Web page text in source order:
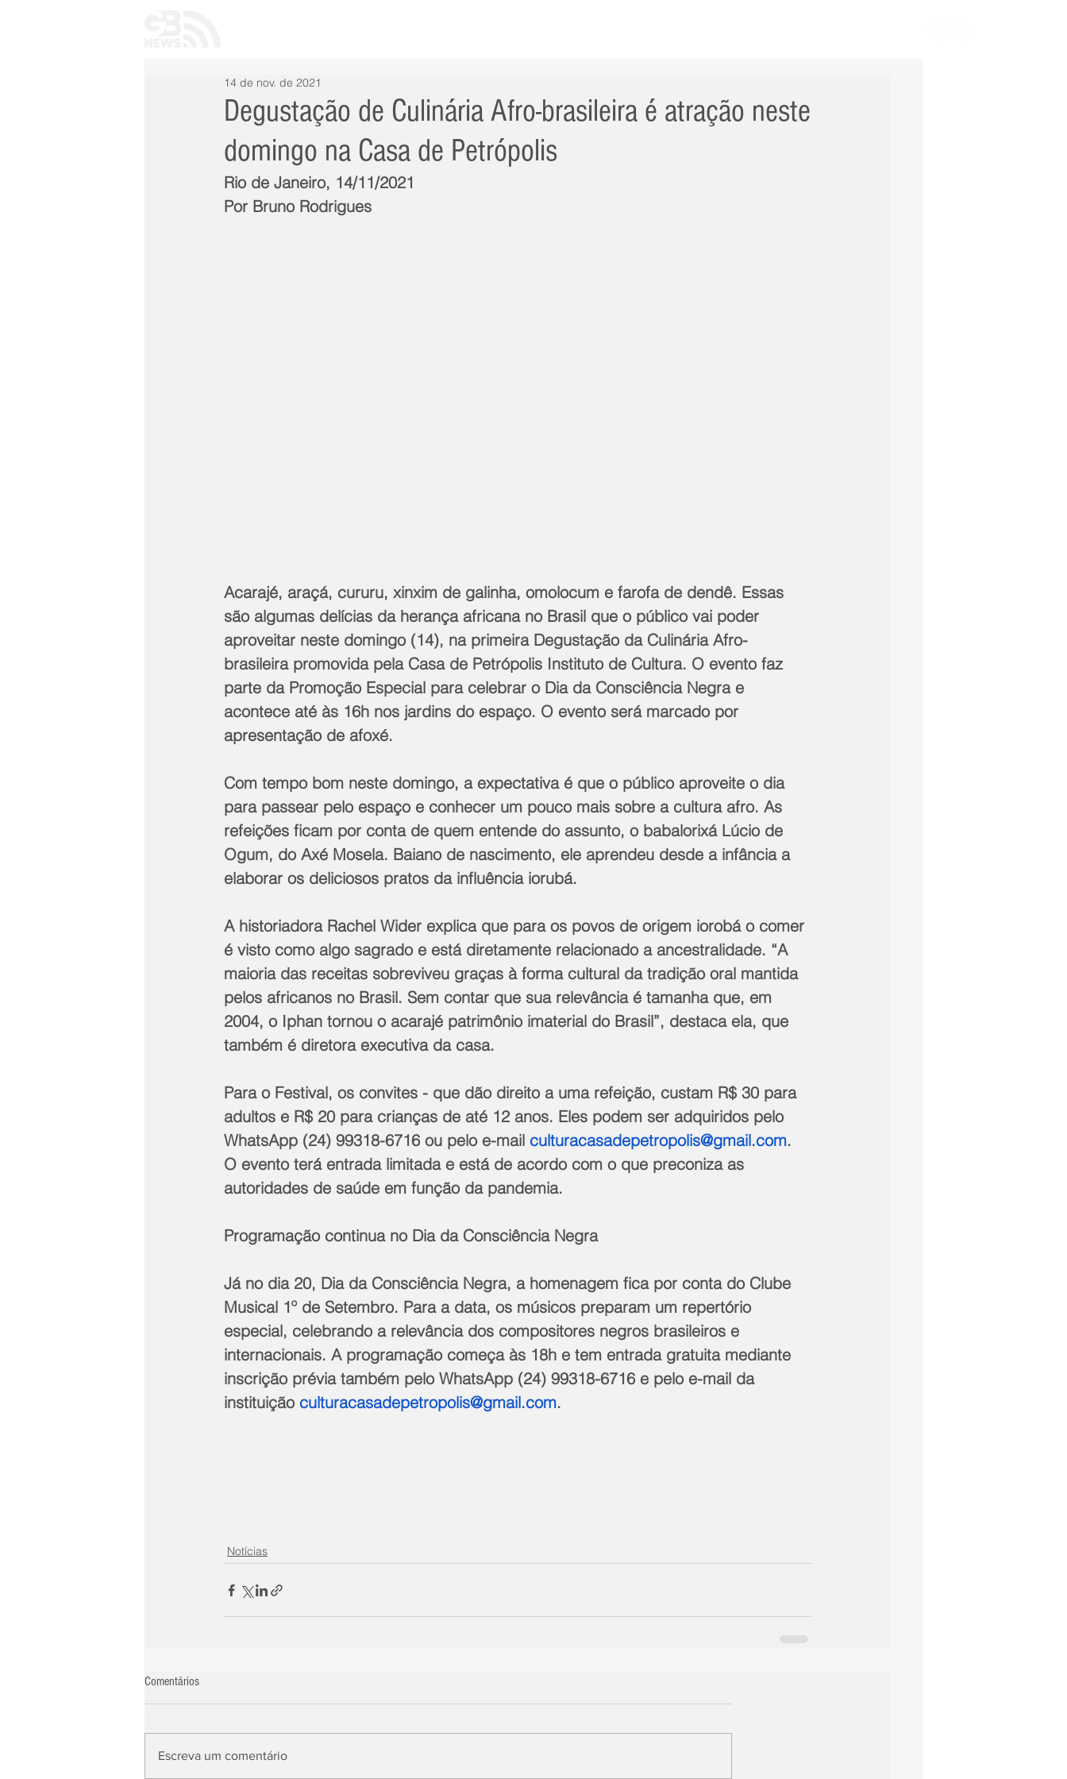
Degustação de Culinária Afro-brasileira é atração neste
domingo na Casa de Petrópolis
14 de nov. de 2021
Rio de Janeiro, 14/11/2021
Por Bruno Rodrigues
Acarajé, araçá, cururu, xinxim de galinha, omolocum e farofa de dendê. Essas
são algumas delícias da herança africana no Brasil que o público vai poder
aproveitar neste domingo (14), na primeira Degustação da Culinária Afro-
brasileira promovida pela Casa de Petrópolis Instituto de Cultura. O evento faz
parte da Promoção Especial para celebrar o Dia da Consciência Negra e
acontece até às 16h nos jardins do espaço. O evento será marcado por
apresentação de afoxé.
Com tempo bom neste domingo, a expectativa é que o público aproveite o dia
para passear pelo espaço e conhecer um pouco mais sobre a cultura afro. As
refeições ficam por conta de quem entende do assunto, o babalorixá Lúcio de
Ogum, do Axé Mosela. Baiano de nascimento, ele aprendeu desde a infância a
elaborar os deliciosos pratos da influência iorubá.
A historiadora Rachel Wider explica que para os povos de origem iorobá o comer
é visto como algo sagrado e está diretamente relacionado a ancestralidade. “A
maioria das receitas sobreviveu graças à forma cultural da tradição oral mantida
pelos africanos no Brasil. Sem contar que sua relevância é tamanha que, em
2004, o Iphan tornou o acarajé patrimônio imaterial do Brasil”, destaca ela, que
também é diretora executiva da casa.
Para o Festival, os convites - que dão direito a uma refeição, custam R$ 30 para
adultos e R$ 20 para crianças de até 12 anos. Eles podem ser adquiridos pelo
WhatsApp (24) 99318-6716 ou pelo e-mail culturacasadepetropolis@gmail.com.
O evento terá entrada limitada e está de acordo com o que preconiza as
autoridades de saúde em função da pandemia.
Programação continua no Dia da Consciência Negra
Já no dia 20, Dia da Consciência Negra, a homenagem fica por conta do Clube
Musical 1º de Setembro. Para a data, os músicos preparam um repertório
especial, celebrando a relevância dos compositores negros brasileiros e
internacionais. A programação começa às 18h e tem entrada gratuita mediante
inscrição prévia também pelo WhatsApp (24) 99318-6716 e pelo e-mail da
instituição culturacasadepetropolis@gmail.com.
Notícias
Comentários
Escreva um comentário